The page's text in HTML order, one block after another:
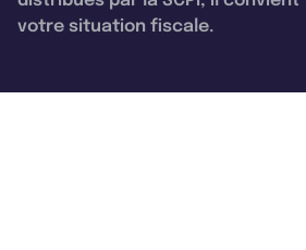
votre situation fiscale.